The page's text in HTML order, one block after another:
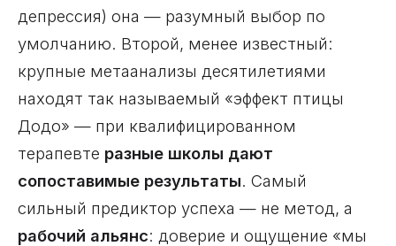
депрессия) она — разумный выбор по
умолчанию. Второй, менее известный:
крупные метаанализы десятилетиями
находят так называемый «эффект птицы
Додо» — при квалифицированном
терапевте разные школы дают
сопоставимые результаты. Самый
сильный предиктор успеха — не метод, а
рабочий альянс: доверие и ощущение «мы